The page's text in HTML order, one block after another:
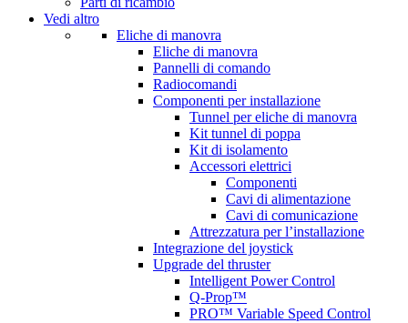
Vedi altro
Eliche di manovra
Eliche di manovra
Pannelli di comando
Radiocomandi
Componenti per installazione
Tunnel per eliche di manovra
Kit tunnel di poppa
Kit di isolamento
Accessori elettrici
Componenti
Cavi di alimentazione
Cavi di comunicazione
Attrezzatura per l’installazione
Integrazione del joystick
Upgrade del thruster
Intelligent Power Control
Q-Prop™
PRO™ Variable Speed Control